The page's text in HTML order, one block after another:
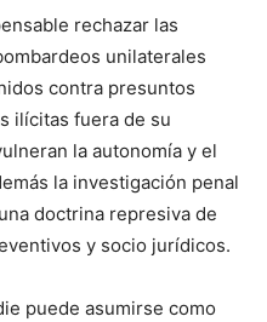
rechazar las
unilaterales
contra presuntos
ilícitas fuera de su
la autonomía y el
la investigación penal
doctrina represiva de
y socio jurídicos.
puede asumirse como